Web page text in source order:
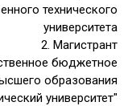
технического
университета
2. Магистрант
бюджетное
образования
университет"